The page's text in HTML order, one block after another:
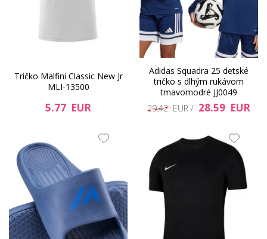
Tričko Malfini Classic New Jr
MLI-13500
5.77 EUR
Adidas Squadra 25 detské
tričko s dlhým rukávom
tmavomodré JJ0049
29.42 EUR / 28.59 EUR